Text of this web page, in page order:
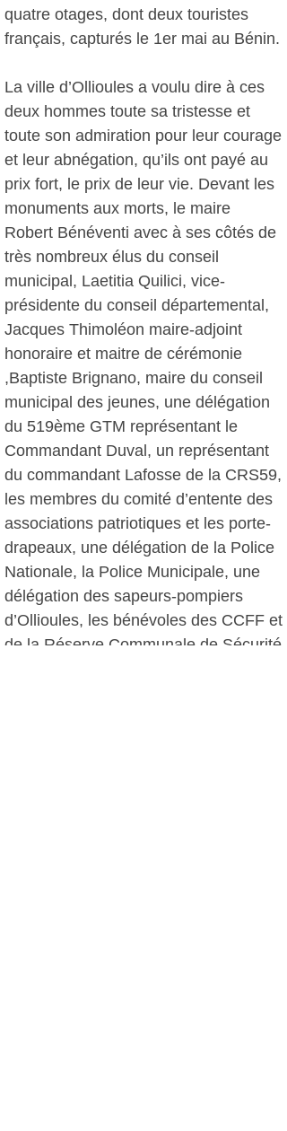
quatre otages, dont deux touristes
français, capturés le 1er mai au Bénin.
La ville d’Ollioules a voulu dire à ces
deux hommes toute sa tristesse et
toute son admiration pour leur courage
et leur abnégation, qu’ils ont payé au
prix fort, le prix de leur vie. Devant les
monuments aux morts, le maire
Robert Bénéventi avec à ses côtés de
très nombreux élus du conseil
municipal, Laetitia Quilici, vice-
présidente du conseil départemental,
Jacques Thimoléon maire-adjoint
honoraire et maitre de cérémonie
,Baptiste Brignano, maire du conseil
municipal des jeunes, une délégation
du 519ème GTM représentant le
Commandant Duval, un représentant
du commandant Lafosse de la CRS59,
les membres du comité d’entente des
associations patriotiques et les porte-
drapeaux, une délégation de la Police
Nationale, la Police Municipale, une
délégation des sapeurs-pompiers
d’Ollioules, les bénévoles des CCFF et
de la Réserve Communale de Sécurité